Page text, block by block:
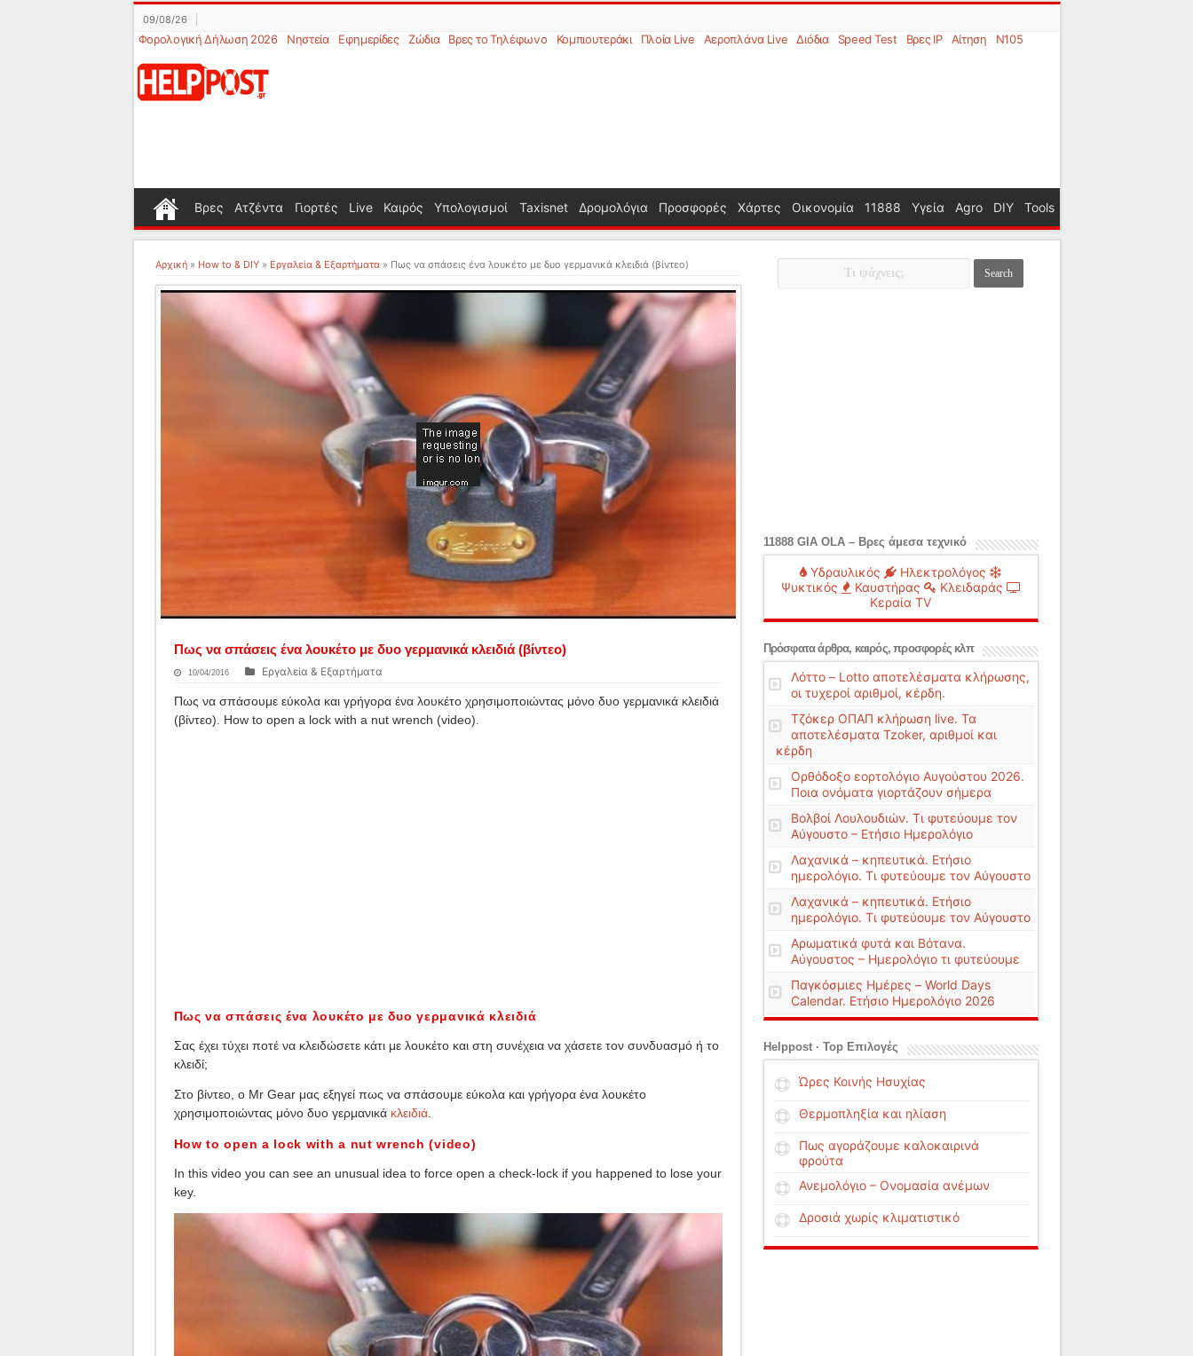
09/08/26
Φορολογική Δήλωση 2026 Νηστεία Εφημερίδες Ζώδια Βρες το Τηλέφωνο Κομπιουτεράκι Πλοία Live Αεροπλάνα Live Διόδια Speed Test Βρες IP Αίτηση N105
Βρες Ατζέντα Γιορτές Live Καιρός Υπολογισμοί Taxisnet Δρομολόγια Προσφορές Χάρτες Οικονομία 11888 Υγεία Agro DIY Tools
Αρχική» How to & DIY» Εργαλεία & Εξαρτήματα» Πως να σπάσεις ένα λουκέτο με δυο γερμανικά κλειδιά (βίντεο)
Πως να σπάσεις ένα λουκέτο με δυο γερμανικά κλειδιά (βίντεο)
10/04/2016 Εργαλεία & Εξαρτήματα
Πως να σπάσουμε εύκολα και γρήγορα ένα λουκέτο χρησιμοποιώντας μόνο δυο γερμανικά κλειδιά
(βίντεο). How to open a lock with a nut wrench (video).
Πως να σπάσεις ένα λουκέτο με δυο γερμανικά κλειδιά
Σας έχει τύχει ποτέ να κλειδώσετε κάτι με λουκέτο και στη συνέχεια να χάσετε τον συνδυασμό ή το
κλειδί;
Στο βίντεο, ο Mr Gear μας εξηγεί πως να σπάσουμε εύκολα και γρήγορα ένα λουκέτο
χρησιμοποιώντας μόνο δυο γερμανικά κλειδιά.
How to open a lock with a nut wrench (video)
In this video you can see an unusual idea to force open a check-lock if you happened to lose your
key.
11888 GIA OLA – Βρες άμεσα τεχνικό
Υδραυλικός
Ηλεκτρολόγος
Ψυκτικός
Καυστήρας
Κλειδαράς
Κεραία TV
Πρόσφατα άρθρα, καιρός, προσφορές κλπ
Λόττο – Lotto αποτελέσματα κλήρωσης,
οι τυχεροί αριθμοί, κέρδη.
Τζόκερ ΟΠΑΠ κλήρωση live. Τα
αποτελέσματα Tzoker, αριθμοί και
κέρδη
Ορθόδοξο εορτολόγιο Αυγούστου 2026.
Ποια ονόματα γιορτάζουν σήμερα
Βολβοί Λουλουδιών. Τι φυτεύουμε τον
Αύγουστο – Ετήσιο Ημερολόγιο
Λαχανικά – κηπευτικά. Ετήσιο
ημερολόγιο. Τι φυτεύουμε τον Αύγουστο
Λαχανικά – κηπευτικά. Ετήσιο
ημερολόγιο. Τι φυτεύουμε τον Αύγουστο
Αρωματικά φυτά και Βότανα.
Αύγουστος – Ημερολόγιο τι φυτεύουμε
Παγκόσμιες Ημέρες – World Days
Calendar. Ετήσιο Ημερολόγιο 2026
Helppost · Top Επιλογές
Ώρες Κοινής Ησυχίας
Θερμοπληξία και ηλίαση
Πως αγοράζουμε καλοκαιρινά
φρούτα
Ανεμολόγιο – Ονομασία ανέμων
Δροσιά χωρίς κλιματιστικό